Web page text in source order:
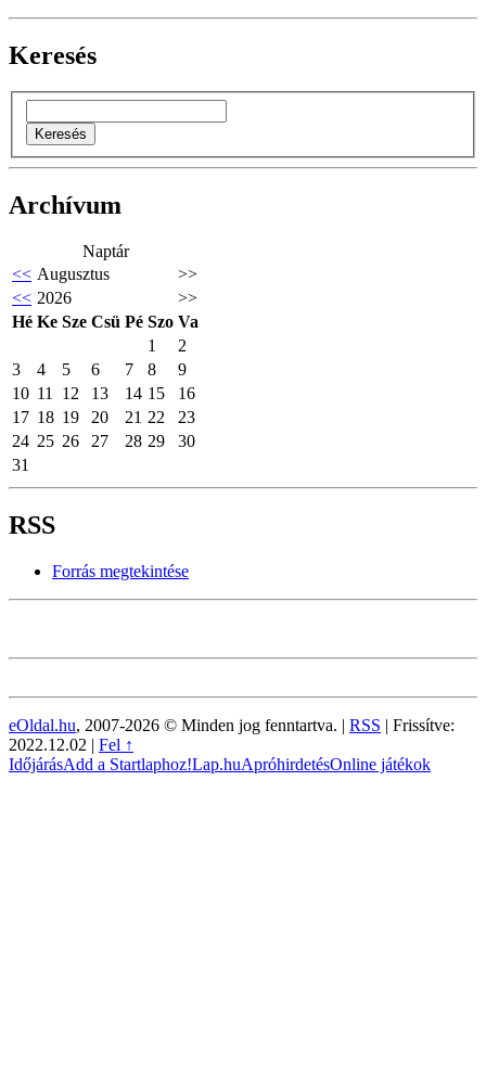
Keresés
Archívum
Naptár
<< Augusztus
>>
<< 2026
>>
Hé Ke Sze Csü Pé Szo Va
1
2
3
4 5 6 7 8
9
10 11 12 13 14 15
16
17 18 19 20 21 22
23
24 25 26 27 28 29
30
31
RSS
Forrás megtekintése
eOldal.hu, 2007-2026 © Minden jog fenntartva. | RSS | Frissítve:
2022.12.02 | Fel ↑
IdőjárásAdd a Startlaphoz!Lap.huApróhirdetésOnline játékok